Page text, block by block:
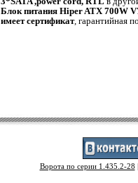
Блок питания Hiper ATX 700W
имеет сертификат, гарантийная
Ворота по серии 1.435.2-28